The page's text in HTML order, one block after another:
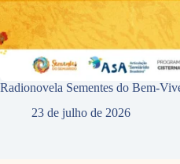
Radionovela Sementes do Bem-
23 de julho de 2026